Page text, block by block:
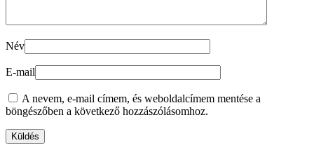
Név
E-mail
A nevem, e-mail címem, és weboldalcímem mentése a
böngészőben a következő hozzászólásomhoz.